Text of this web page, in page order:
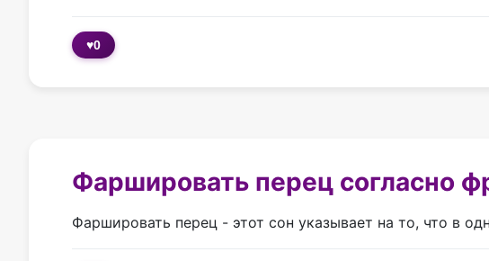
♥0
Фаршировать перец согласно
Фаршировать перец - этот сон указывает на то, что в